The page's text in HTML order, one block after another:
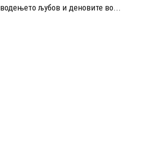
водењето љубов и деновите во...